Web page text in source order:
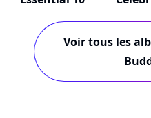
Voir tous les